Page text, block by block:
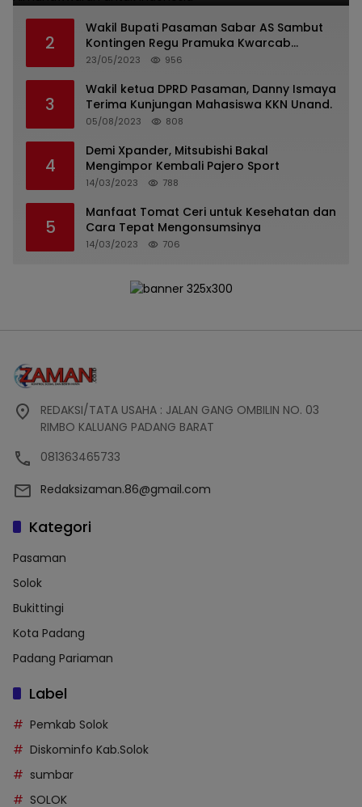
2
Wakil Bupati Pasaman Sabar AS Sambut
Kontingen Regu Pramuka Kwarcab
Pasaman
23/05/2023 956
3
Wakil ketua DPRD Pasaman, Danny Ismaya
Terima Kunjungan Mahasiswa KKN Unand.
05/08/2023 808
4
Demi Xpander, Mitsubishi Bakal
Mengimpor Kembali Pajero Sport
14/03/2023 788
5
Manfaat Tomat Ceri untuk Kesehatan dan
Cara Tepat Mengonsumsinya
14/03/2023 706
REDAKSI/TATA USAHA : JALAN GANG OMBILIN NO. 03
RIMBO KALUANG PADANG BARAT
081363465733
Redaksizaman.86@gmail.com
Kategori
Pasaman
Solok
Bukittingi
Kota Padang
Padang Pariaman
Label
Pemkab Solok
Diskominfo Kab.Solok
sumbar
SOLOK